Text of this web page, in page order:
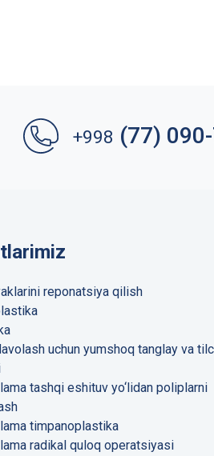
+998 (77)
reponatsiya qilish
uchun yumshoq tanglay va
tashqi eshituv yo‘lidan poliplarni
timpanoplastika
radikal quloq operatsiyasi